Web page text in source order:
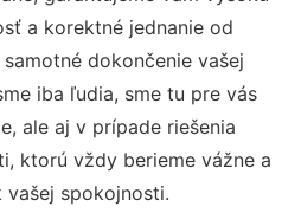
a korektné jednanie od
dokončenie vašej
iba ľudia, sme tu pre vás
ale aj v prípade riešenia
ktorú vždy berieme vážne a
vašej spokojnosti.